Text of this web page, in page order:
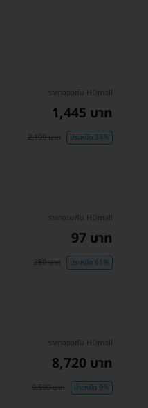
ราคาจองกับ HDmall
1,445 บาท
2,199 บาท ประหยัด 34%
ราคาจองกับ HDmall
97 บาท
250 บาท ประหยัด 61%
ราคาจองกับ HDmall
8,720 บาท
9,590 บาท ประหยัด 9%